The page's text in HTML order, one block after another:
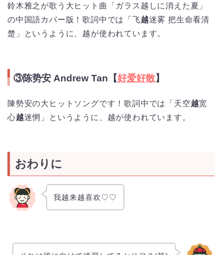
鈴木雅之が歌う大ヒット曲「ガラス越しに消えた夏」
の中国語カバー版！歌詞中では「飞越迷雾 把生命看清
楚」というように、越が使われています。
③陈势安 Andrew Tan【好爱好散】
陳勢安の大ヒットソングです！歌詞中では「天空越宽
心越迷惘」というように、越が使われています。
おわりに
我越来越喜欢♡♡